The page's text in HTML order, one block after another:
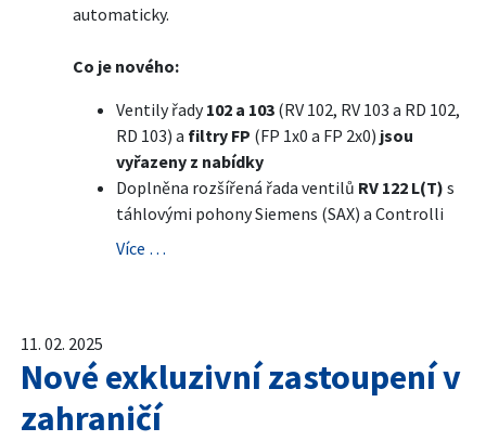
automaticky.
Co je nového:
Ventily řady102 a 103 (RV 102, RV 103 a RD 102,
RD 103) a filtry FP (FP 1x0 a FP 2x0) jsou
vyřazeny z nabídky
Doplněna rozšířená řada ventilů RV 122 L(T) s
táhlovými pohony Siemens (SAX) a Controlli
Více …
11. 02. 2025
Nové exkluzivní zastoupení v
zahraničí